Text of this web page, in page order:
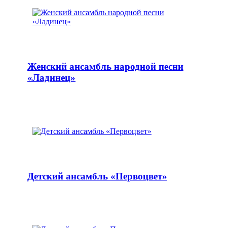
Женский ансамбль народной песни
«Ладинец»
Детский ансамбль «Первоцвет»